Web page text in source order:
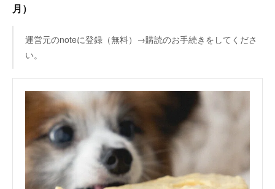
月）
運営元のnoteに登録（無料）→購読のお手続きをしてくださ
い。